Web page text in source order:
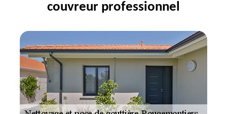
couvreur professionnel